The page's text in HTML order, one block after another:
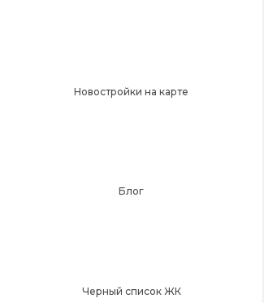
Новостройки на карте
Блог
Черный список ЖК
Политика конфиденциальности